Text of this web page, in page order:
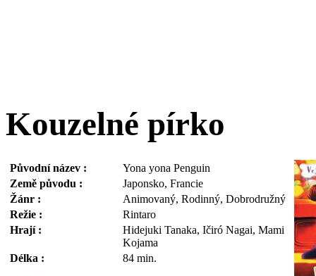
Kouzelné pírko
Původní název :
Yona yona Penguin
Země původu :
Japonsko, Francie
Žánr :
Animovaný, Rodinný, Dobrodružný
Režie :
Rintaro
Hrají :
Hidejuki Tanaka, Ičiró Nagai, Mami
Kojama
Délka :
84 min.